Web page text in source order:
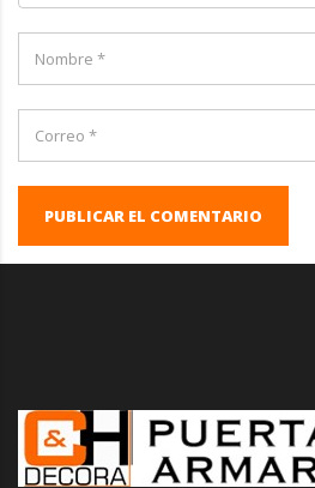
PUBLICAR EL COMENTARIO